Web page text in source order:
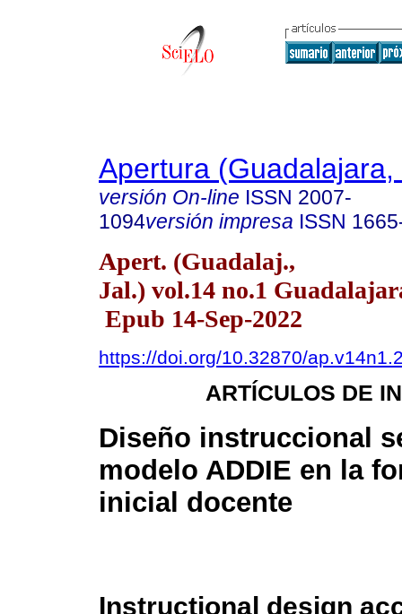
Apertura (Guadalajara,
versión On-line ISSN 2007-
1094versión impresa ISSN
Apert. (Guadalaj.,
Jal.) vol.14 no.1
Epub 14-Sep-2022
https://doi.org/10.32870/
ARTÍCULOS DE
Diseño instruccional
modelo ADDIE en la
inicial docente
Instructional design